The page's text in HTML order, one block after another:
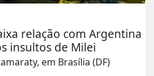
com Argentina
de Milei
em Brasília (DF)